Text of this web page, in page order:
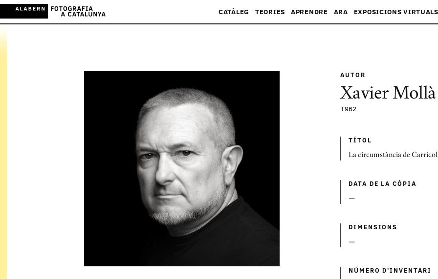
CATÀLEG TEORIES APRENDRE ARA EXPOSICIONS VIRTUALS
AUTOR
Xavier
1962
TÍTOL
La circumstància de
DATA DE LA CÒPIA
—
DIMENSIONS
—
NÚMERO D'INVENTARI